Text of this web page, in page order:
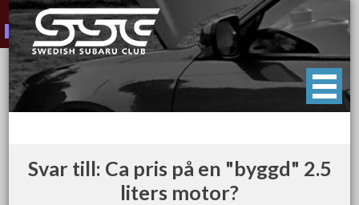
Skip
to
content
Swedish Subaru Club
För oss som älskar Subaru!
Svar till: Ca pris på en "byggd" 2.5
liters motor?